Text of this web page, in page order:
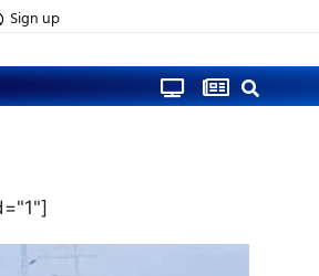
Sign up